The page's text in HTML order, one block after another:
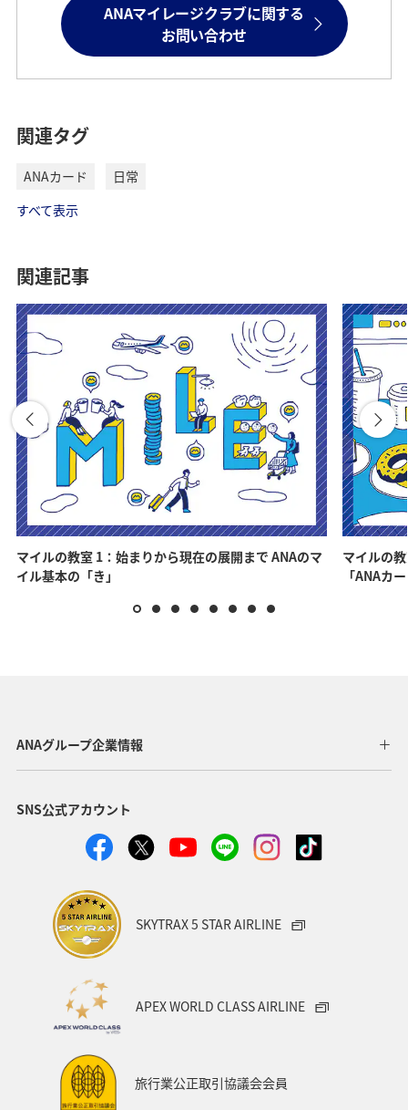
ANAマイレージクラブに関する
お問い合わせ
関連タグ
ANAカード
日常
すべて表示
関連記事
マイルの教室 1：始まりから現在の展開まで ANAのマ
イル基本の「き」
マイルの
「ANAカ
ANAグループ企業情報
SNS公式アカウント
SKYTRAX 5 STAR AIRLINE
APEX WORLD CLASS AIRLINE
旅行業公正取引協議会会員